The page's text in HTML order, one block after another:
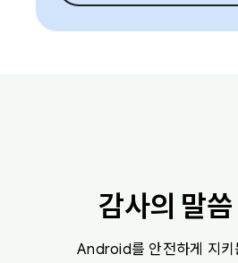
감사의 말씀
Android를 안전하게 지키